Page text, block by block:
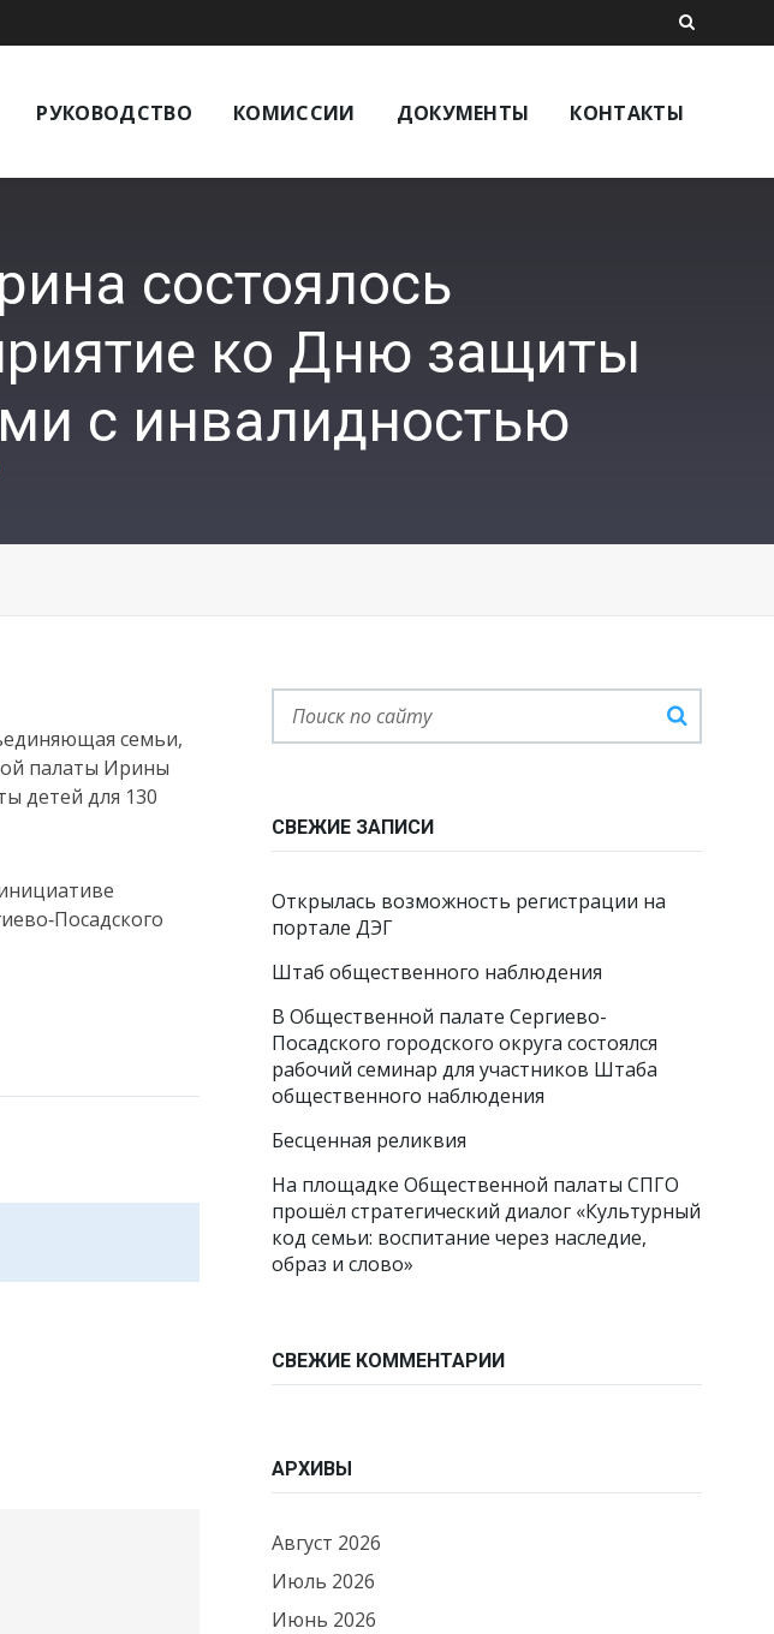
РУКОВОДСТВО КОМИССИИ ДОКУМЕНТЫ КОНТАКТЫ
состоялось
ко Дню защиты
с инвалидностью
семьи,
палаты Ирины
детей для 130
СВЕЖИЕ ЗАПИСИ
Открылась возможность регистрации на
портале ДЭГ
Штаб общественного наблюдения
В Общественной палате Сергиево-
Посадского городского округа состоялся
рабочий семинар для участников Штаба
общественного наблюдения
Бесценная реликвия
На площадке Общественной палаты СПГО
прошёл стратегический диалог «Культурный
код семьи: воспитание через наследие,
образ и слово»
СВЕЖИЕ КОММЕНТАРИИ
АРХИВЫ
Август 2026
Июль 2026
Июнь 2026